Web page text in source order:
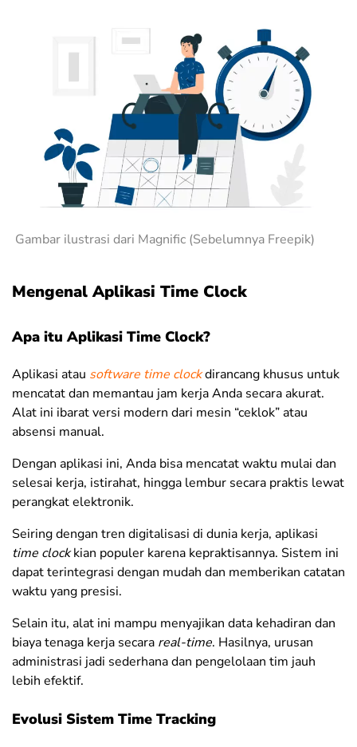
Gambar ilustrasi dari Magnific (Sebelumnya Freepik)
Mengenal Aplikasi Time Clock
Apa itu Aplikasi Time Clock?
Aplikasi atau software time clockdirancang khusus untuk
mencatat dan memantau jam kerja Anda secara akurat.
Alat ini ibarat versi modern dari mesin “ceklok” atau
absensi manual.
Dengan aplikasi ini, Anda bisa mencatat waktu mulai dan
selesai kerja, istirahat, hingga lembur secara praktis lewat
perangkat elektronik.
Seiring dengan tren digitalisasi di dunia kerja, aplikasi
time clockkian populer karena kepraktisannya. Sistem ini
dapat terintegrasi dengan mudah dan memberikan catatan
waktu yang presisi.
Selain itu, alat ini mampu menyajikan data kehadiran dan
biaya tenaga kerja secara real-time. Hasilnya, urusan
administrasi jadi sederhana dan pengelolaan tim jauh
lebih efektif.
Evolusi Sistem Time Tracking